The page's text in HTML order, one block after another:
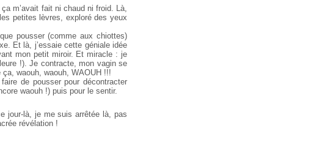
m’avait fait ni chaud ni froid. Là,
petites lèvres, exploré des yeux
pousser (comme aux chiottes)
Et là, j’essaie cette géniale idée
mon petit miroir. Et miracle : je
!). Je contracte, mon vagin se
waouh, waouh, WAOUH !!!
de pousser pour décontracter
waouh !) puis pour le sentir.
jour-là, je me suis arrêtée là, pas
révélation !